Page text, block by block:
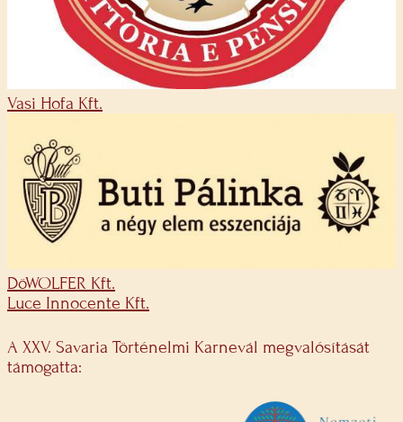
Vasi Hofa Kft.
DöWOLFER Kft.
Luce Innocente Kft.
A XXV. Savaria Történelmi Karnevál megvalósítását
támogatta: